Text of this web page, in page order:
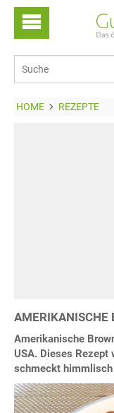
HOME REZEPTE
AMERIKANISCHE
Amerikanische
USA. Dieses
schmeckt